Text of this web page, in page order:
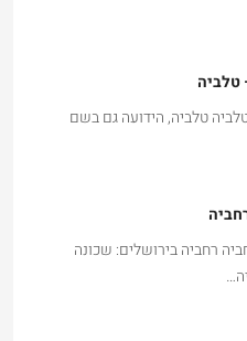
טלביה, הידועה גם בשם
רחביה בירושלים: שכונה